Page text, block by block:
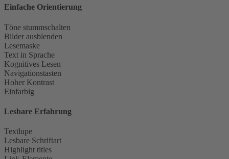
Einfache Orientierung
Töne stummschalten
Bilder ausblenden
Lesemaske
Text in Sprache
Kognitives Lesen
Navigationstasten
Hoher Kontrast
Einfarbig
Lesbare Erfahrung
Textlupe
Lesbare Schriftart
Highlight titles